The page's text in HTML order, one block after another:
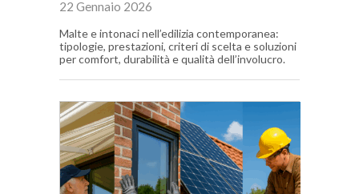
22 Gennaio 2026
Malte e intonaci nell’edilizia contemporanea:
tipologie, prestazioni, criteri di scelta e soluzioni
per comfort, durabilità e qualità dell’involucro.